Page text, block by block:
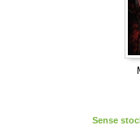
Sense